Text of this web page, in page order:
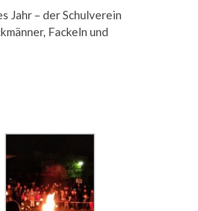
Jahr – der Schulverein
Fackeln und